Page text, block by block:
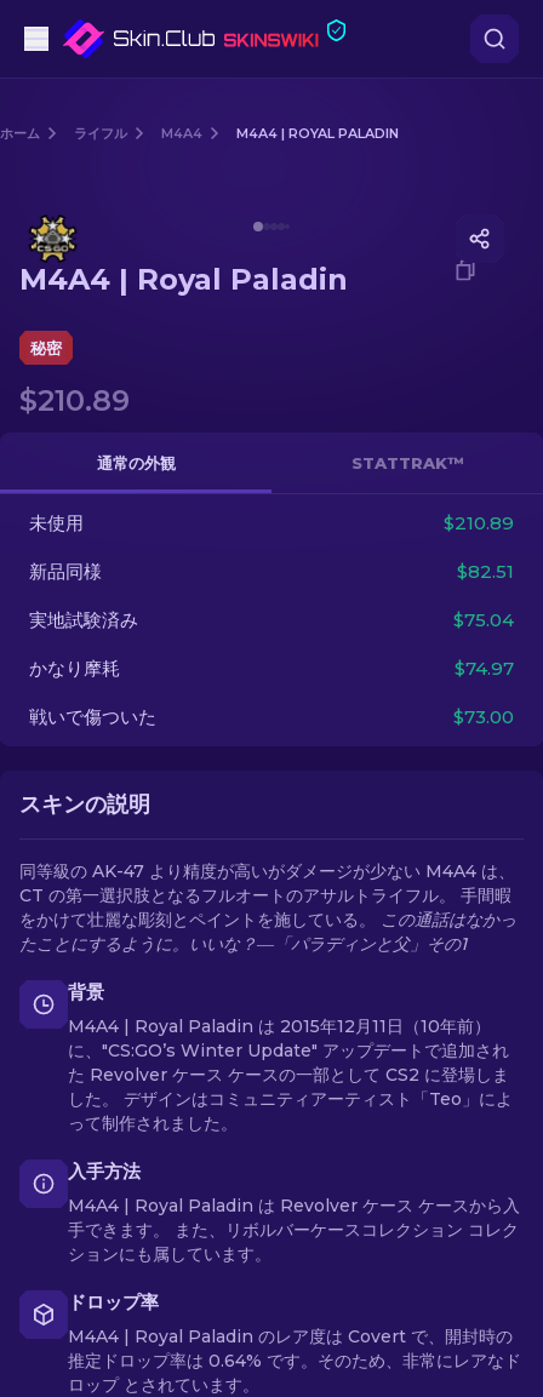
ライフル
スナイパーライフル
グローブ
ケース
その他
ホーム ライフル M4A4 M4A4 | ROYAL PALADIN
M4A4 | Royal Paladin
秘密
$210.89
通常の外観 STATTRAK™
未使用 $210.89
新品同様 $82.51
実地試験済み $75.04
かなり摩耗 $74.97
戦いで傷ついた $73.00
スキンの説明
同等級の AK-47 より精度が高いがダメージが少ない M4A4 は、
CT の第一選択肢となるフルオートのアサルトライフル。 手間暇
をかけて壮麗な彫刻とペイントを施している。
この通話はなかっ
たことにするように。いいな？―「パラディンと父」その1
背景
M4A4 | Royal Paladin は 2015年12月11日（10年前）
に、"CS:GO’s Winter Update" アップデートで追加され
た Revolver ケース ケースの一部として CS2 に登場しま
した。 デザインはコミュニティアーティスト「Teo」によ
って制作されました。
入手方法
M4A4 | Royal Paladin は Revolver ケース ケースから入
手できます。 また、リボルバーケースコレクション コレク
ションにも属しています。
ドロップ率
M4A4 | Royal Paladin のレア度は Covert で、開封時の
推定ドロップ率は 0.64% です。そのため、非常にレアなド
ロップ とされています。